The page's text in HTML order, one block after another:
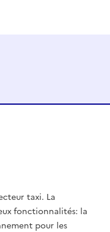
taxi. La
fonctionnalités: la
pour les